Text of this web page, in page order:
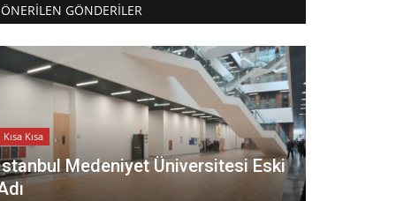
ÖNERILEN GÖNDERILER
Kısa Kısa
Medeniyet Üniversitesi Eski